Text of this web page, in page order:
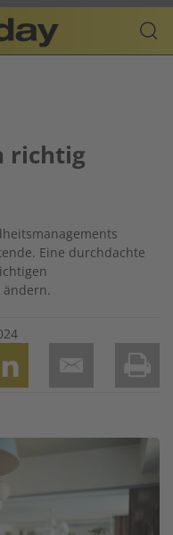
richtig
Eine durchdachte
ändern.